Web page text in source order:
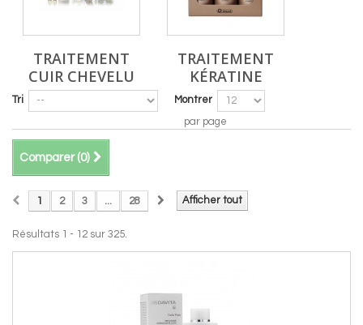
TRAITEMENT
CUIR CHEVELU
TRAITEMENT
KÉRATINE
Tri
Montrer
par page
Comparer (0)
Afficher tout
1 2 3 ... 28
Résultats 1 - 12 sur 325.